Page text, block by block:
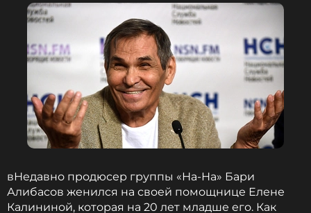
но оказалось, что у него был микроинсульт..
«У папы небольшая проблема с
кровообращением, он плохо ходит. Кровь не
доходит до пальцев ног и не доходит до участков
мозга, которая отвечает за оперативную
память», — поделился тогда Алибасов-младший с
журналистами. Месяц назад Бари Каримович
женился, и по всей видимости, в больницу его
доставила молодая жена — бывшая помощница.
вНедавно продюсер группы «На-На» Бари
Алибасов женился на своей помощнице Елене
Калининой, которая на 20 лет младше его. Как